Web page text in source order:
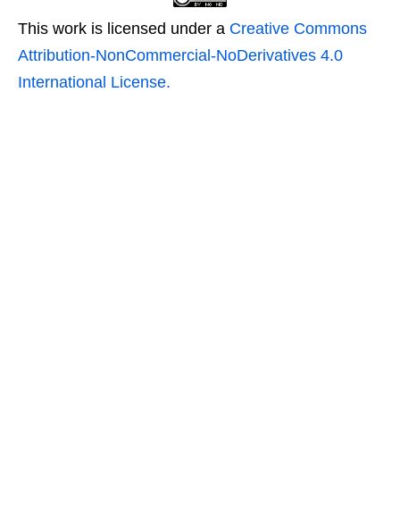
This work is licensed under a Creative Commons
Attribution-NonCommercial-NoDerivatives 4.0
International License.